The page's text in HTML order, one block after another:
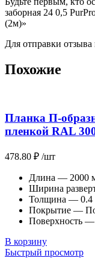
заборная 24 0,5
(2м)»
Для отправки
Похожие
Планка П-
пленкой RAL
478.80 ₽ /шт
Длина — 2000
Ширина
Толщина — 0.4
Покрытие —
Поверхность —
В корзину
Быстрый просмотр